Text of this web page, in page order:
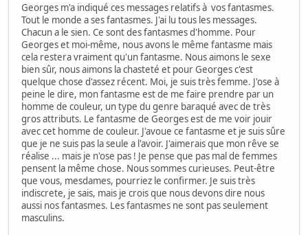
Georges m'a indiqué ces messages relatifs à vos fantasmes.
Tout le monde a ses fantasmes. J'ai lu tous les messages.
Chacun a le sien. Ce sont des fantasmes d'homme. Pour
Georges et moi-même, nous avons le même fantasme mais
cela restera vraiment qu'un fantasme. Nous aimons le sexe
bien sûr, nous aimons la chasteté et pour Georges c'est
quelque chose d'assez récent. Moi, je suis très femme. J'ose à
peine le dire, mon fantasme est de me faire prendre par un
homme de couleur, un type du genre baraqué avec de très
gros attributs. Le fantasme de Georges est de me voir jouir
avec cet homme de couleur. J'avoue ce fantasme et je suis sûre
que je ne suis pas la seule a l'avoir. J'aimerais que mon rêve se
réalise ... mais je n'ose pas ! Je pense que pas mal de femmes
pensent la même chose. Nous sommes curieuses. Peut-être
que vous, mesdames, pourriez le confirmer. Je suis très
indiscrete, je sais, mais je crois que nous devons dire nous
aussi nos fantasmes. Les fantasmes ne sont pas seulement
masculins.